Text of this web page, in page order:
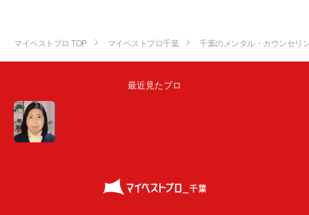
マイベストプロ TOP マイベストプロ千葉 千葉のメンタル・カウンセリ
最近見たプロ